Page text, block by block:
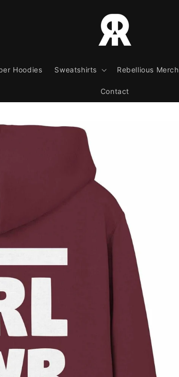
Hoodies Sweatshirts Rebellious Merch
Contact